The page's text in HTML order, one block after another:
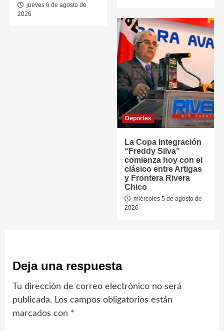
jueves 6 de agosto de
2026
Deportes
La Copa Integración
“Freddy Silva”
comienza hoy con el
clásico entre Artigas
y Frontera Rivera
Chico
miércoles 5 de agosto de
2026
Deja una respuesta
Tu dirección de correo electrónico no será
publicada. Los campos obligatorios están
marcados con *